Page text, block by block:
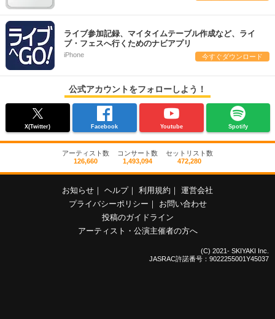
ライブ参加記録、マイタイムテーブル作成など、ライ
ブ・フェスへ行くためのナビアプリ
iPhone 今すぐダウンロード
公式アカウントをフォローしよう！
X(Twitter) Facebook Youtube Spotify
アーティスト数
126,660
コンサート数
1,493,094
セットリスト数
472,280
お知らせ ヘルプ 利用規約
運営会社
プライバシーポリシー
お問い合わせ
投稿のガイドライン
アーティスト・公演主催者の方へ
(C) 2021- SKIYAKI Inc.
JASRAC許諾番号：9022255001Y45037